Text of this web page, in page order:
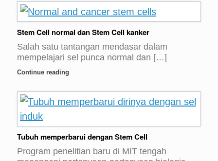
Stem Cell normal dan Stem Cell kanker
Salah satu tantangan mendasar dalam
mempelajari sel punca normal dan […]
Continue reading
Tubuh memperbarui dengan Stem Cell
Program penelitian baru di MIT tengah